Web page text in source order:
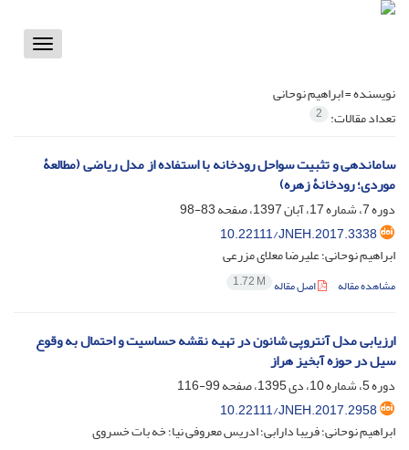
Toggle
نویسنده =ابراهیم نوحانی
تعداد مقالات: 2
ساماندهی و تثبیت سواحل رودخانه با استفاده از مدل ریاضی (مطالعۀ
موردی؛ رودخانۀ زهره)
دوره 7، شماره 17، آبان 1397، صفحه
83-98
10.22111/JNEH.2017.3338
ابراهیم نوحانی؛ علیرضا معلای مزرعی
مشاهده مقاله اصل مقاله 1.72 M
ارزیابی مدل آنتروپی شانون در تهیه نقشه حساسیت و احتمال به وقوع
سیل در حوزه آبخیز هراز
دوره 5، شماره 10، دی 1395، صفحه
99-116
10.22111/JNEH.2017.2958
ابراهیم نوحانی؛ فریبا دارابی؛ ادریس معروفی نیا؛ خه بات خسروی